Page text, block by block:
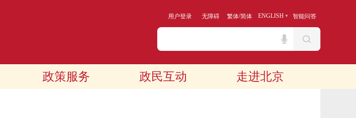
用户登录 无障碍 繁体/简体 ENGLISH 智能问答
政策服务 政民互动 走进北京